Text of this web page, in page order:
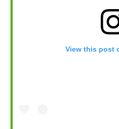
View this post